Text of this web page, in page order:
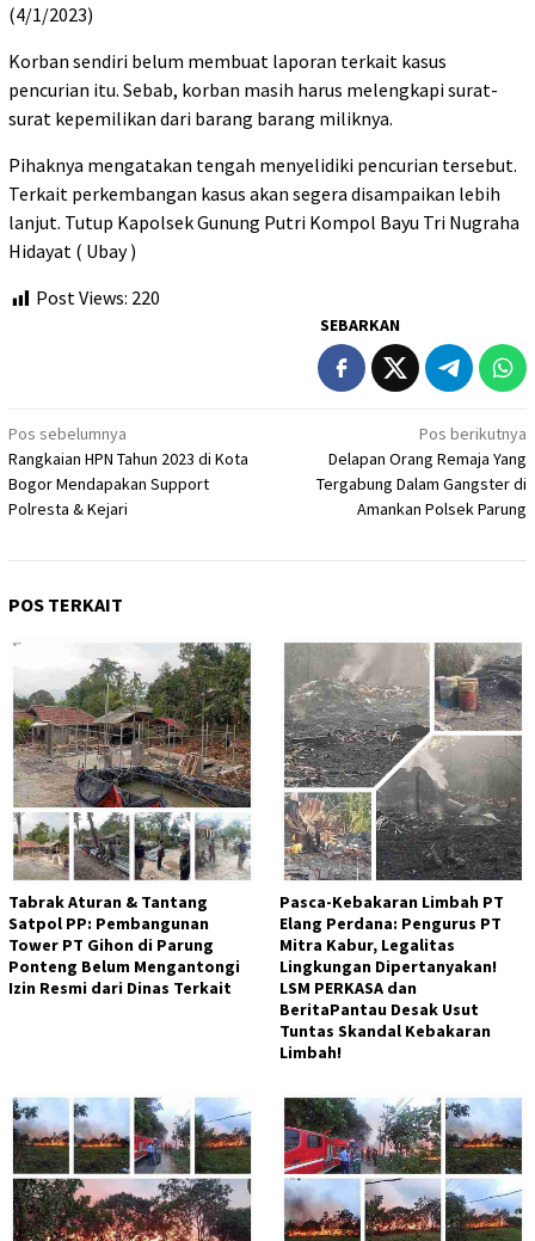
(4/1/2023)
Korban sendiri belum membuat laporan terkait kasus
pencurian itu. Sebab, korban masih harus melengkapi surat-
surat kepemilikan dari barang barang miliknya.
Pihaknya mengatakan tengah menyelidiki pencurian tersebut.
Terkait perkembangan kasus akan segera disampaikan lebih
lanjut. Tutup Kapolsek Gunung Putri Kompol Bayu Tri Nugraha
Hidayat ( Ubay )
Post Views: 220
SEBARKAN
Navigasi
pos
Pos sebelumnya
Rangkaian HPN Tahun 2023 di Kota
Bogor Mendapakan Support
Polresta & Kejari
Pos berikutnya
Delapan Orang Remaja Yang
Tergabung Dalam Gangster di
Amankan Polsek Parung
POS TERKAIT
Tabrak Aturan & Tantang
Satpol PP: Pembangunan
Tower PT Gihon di Parung
Ponteng Belum Mengantongi
Izin Resmi dari Dinas Terkait
Pasca-Kebakaran Limbah PT
Elang Perdana: Pengurus PT
Mitra Kabur, Legalitas
Lingkungan Dipertanyakan!
LSM PERKASA dan
BeritaPantau Desak Usut
Tuntas Skandal Kebakaran
Limbah!